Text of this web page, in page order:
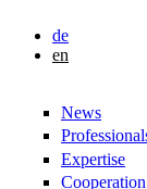
ljh
de
en
News
Expertise
Cooperation